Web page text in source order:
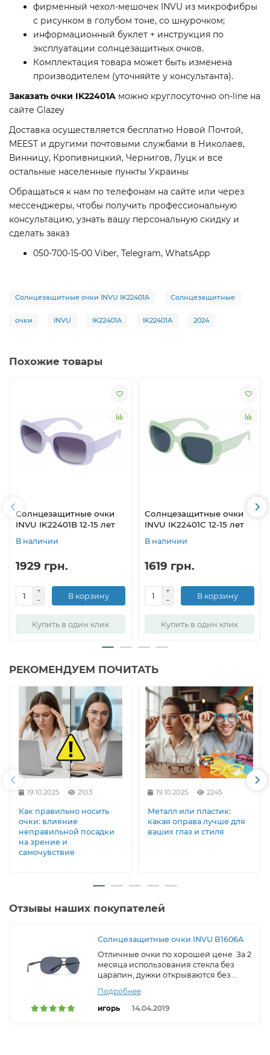
фирменный чехол-мешочек INVU из микрофибры
с рисунком в голубом тоне, со шнурочком;
информационный буклет + инструкция по
эксплуатации солнцезащитных очков.
Комплектация товара может быть изменена
производителем (уточняйте у консультанта).
Заказать очки IK22401A можно круглосуточно on-line на
сайте Glazey
Доставка осуществляется бесплатно Новой Почтой,
MEEST и другими почтовыми службами в Николаев,
Винницу, Кропивницкий, Чернигов, Луцк и все
остальные населенные пункты Украины
Обращаться к нам по телефонам на сайте или через
мессенджеры, чтобы получить профессиональную
консультацию, узнать вашу персональную скидку и
сделать заказ
050-700-15-00 Viber, Telegram, WhatsApp
Солнцезащитные очки INVU IK22401A Солнцезащитные
очки INVU IK22401A IK22401A 2024
Похожие товары
Солнцезащитные очки
INVU IK22401B 12-15 лет
В наличии
1929 грн.
В корзину
Купить в один клик
Солнцезащитные очки
INVU IK22401C 12-15 лет
В наличии
1619 грн.
В корзину
Купить в один клик
РЕКОМЕНДУЕМ ПОЧИТАТЬ
19.10.2025 2103
Как правильно носить
очки: влияние
неправильной посадки
на зрение и
самочувствие
19.10.2025 2245
Металл или пластик:
какая оправа лучше для
ваших глаз и стиля
Отзывы наших покупателей
Солнцезащитные очки INVU B1606A
Отличные очки по хорошей цене. За 2
месяца использования стекла без
царапин, дужки открываются без ..
Подробнее
игорь
14.04.2019